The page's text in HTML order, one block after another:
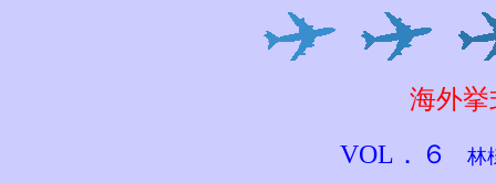
海外挙
VOL．６
林